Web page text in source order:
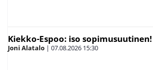
Kiekko-Espoo: iso sopimusuutinen!
Joni Alatalo | 07.08.2026 15:30